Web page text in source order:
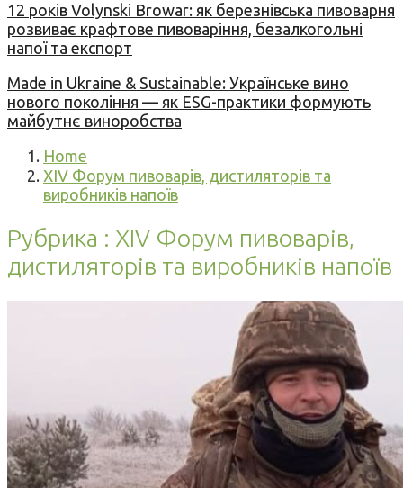
12 років Volynski Browar: як березнівська пивоварня
розвиває крафтове пивоваріння, безалкогольні
напої та експорт
Made in Ukraine & Sustainable: Українське вино
нового покоління — як ESG-практики формують
майбутнє виноробства
Home
XIV Форум пивоварів, дистиляторів та
виробників напоїв
Рубрика : XIV Форум пивоварів,
дистиляторів та виробників напоїв